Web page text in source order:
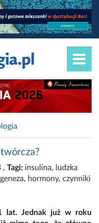
, Tagi: insulina,
ludzka
, hormony, czynniki
lat. Jednak już w roku